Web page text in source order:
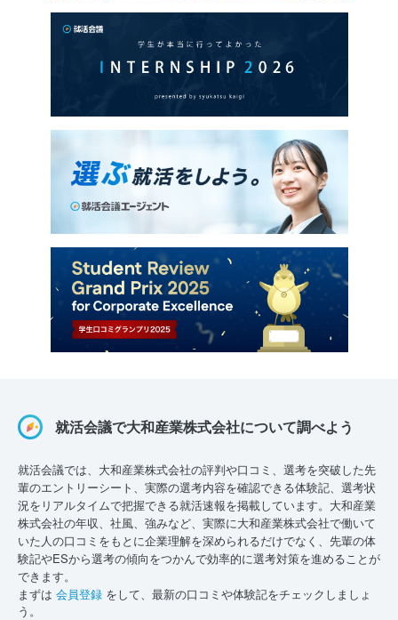
就活会議で大和産業株式会社について調べよう
就活会議では、大和産業株式会社の評判や口コミ、選考を突破した先
輩のエントリーシート、実際の選考内容を確認できる体験記、選考状
況をリアルタイムで把握できる就活速報を掲載しています。大和産業
株式会社の年収、社風、強みなど、実際に大和産業株式会社で働いて
いた人の口コミをもとに企業理解を深められるだけでなく、先輩の体
験記やESから選考の傾向をつかんで効率的に選考対策を進めることが
できます。
まずは 会員登録 をして、最新の口コミや体験記をチェックしましょ
う。